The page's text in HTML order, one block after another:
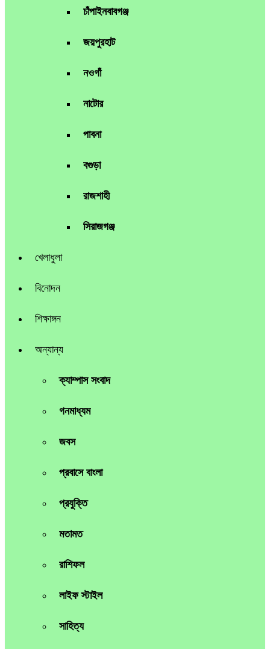
চাঁপাইনবাবগঞ্জ
জয়পুরহাট
নওগাঁ
নাটোর
পাবনা
বগুড়া
রাজশাহী
সিরাজগঞ্জ
খেলাধুলা
বিনোদন
শিক্ষাঙ্গন
অন্যান্য
ক্যাম্পাস সংবাদ
গনমাধ্যম
জবস
প্রবাসে বাংলা
প্রযুক্তি
মতামত
রাশিফল
লাইফ স্টাইল
সাহিত্য